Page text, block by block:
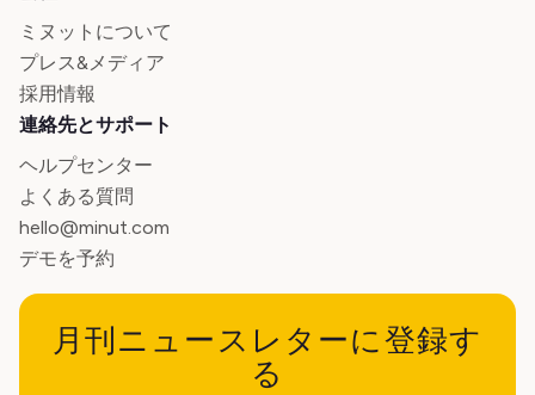
ミヌットについて
プレス&メディア
採用情報
連絡先とサポート
ヘルプセンター
よくある質問
hello@minut.com
デモを予約
月刊ニュースレターに登録す
る